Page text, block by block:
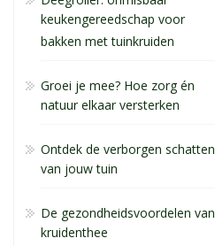
keukengereedschap voor
bakken met tuinkruiden
Groei je mee? Hoe zorg én
natuur elkaar versterken
Ontdek de verborgen schatten
van jouw tuin
De gezondheidsvoordelen van
kruidenthee